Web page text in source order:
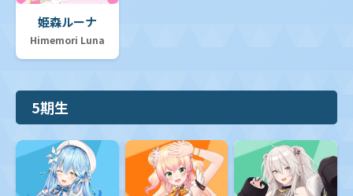
姫森ルーナ
Himemori Luna
5期生